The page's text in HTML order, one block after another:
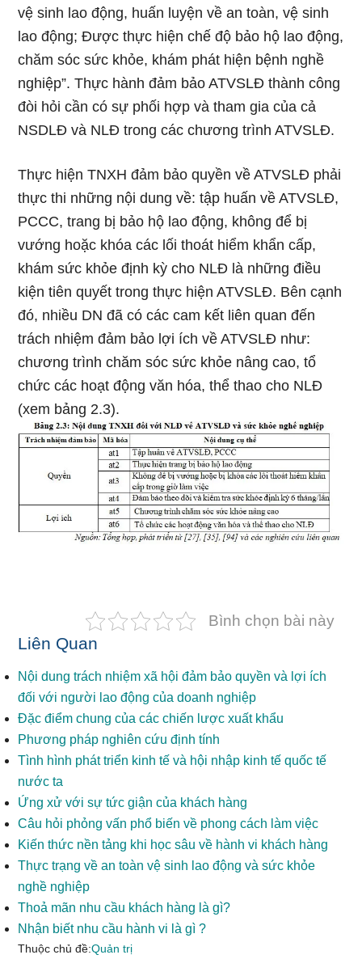
vệ sinh lao động, huấn luyện về an toàn, vệ sinh
lao động; Được thực hiện chế độ bảo hộ lao động,
chăm sóc sức khỏe, khám phát hiện bệnh nghề
nghiệp”. Thực hành đảm bảo ATVSLĐ thành công
đòi hỏi cần có sự phối hợp và tham gia của cả
NSDLĐ và NLĐ trong các chương trình ATVSLĐ.
Thực hiện TNXH đảm bảo quyền về ATVSLĐ phải
thực thi những nội dung về: tập huấn về ATVSLĐ,
PCCC, trang bị bảo hộ lao động, không để bị
vướng hoặc khóa các lối thoát hiểm khẩn cấp,
khám sức khỏe định kỳ cho NLĐ là những điều
kiện tiên quyết trong thực hiện ATVSLĐ. Bên cạnh
đó, nhiều DN đã có các cam kết liên quan đến
trách nhiệm đảm bảo lợi ích về ATVSLĐ như:
chương trình chăm sóc sức khỏe nâng cao, tổ
chức các hoạt động văn hóa, thể thao cho NLĐ
(xem bảng 2.3).
Bình chọn bài này
Liên Quan
Nội dung trách nhiệm xã hội đảm bảo quyền và lợi ích
đối với người lao động của doanh nghiệp
Đặc điểm chung của các chiến lược xuất khẩu
Phương pháp nghiên cứu định tính
Tình hình phát triển kinh tế và hội nhập kinh tế quốc tế
nước ta
Ứng xử với sự tức giận của khách hàng
Câu hỏi phỏng vấn phổ biến về phong cách làm việc
Kiến thức nền tảng khi học sâu về hành vi khách hàng
Thực trạng về an toàn vệ sinh lao động và sức khỏe
nghề nghiệp
Thoả mãn nhu cầu khách hàng là gì?
Nhận biết nhu cầu hành vi là gì ?
Thuộc chủ đề:Quản trị